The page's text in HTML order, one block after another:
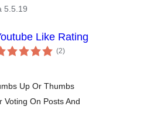
5.5.19
Like Rating
(2укупних
оцена
)
Up Or Thumbs
Voting On Posts And